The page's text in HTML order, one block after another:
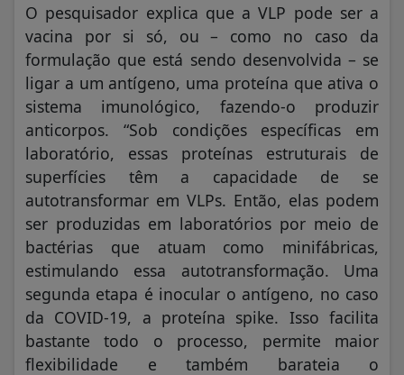
O pesquisador explica que a VLP pode ser a
vacina por si só, ou – como no caso da
formulação que está sendo desenvolvida – se
ligar a um antígeno, uma proteína que ativa o
sistema imunológico, fazendo-o produzir
anticorpos. “Sob condições específicas em
laboratório, essas proteínas estruturais de
superfícies têm a capacidade de se
autotransformar em VLPs. Então, elas podem
ser produzidas em laboratórios por meio de
bactérias que atuam como minifábricas,
estimulando essa autotransformação. Uma
segunda etapa é inocular o antígeno, no caso
da COVID-19, a proteína spike. Isso facilita
bastante todo o processo, permite maior
flexibilidade e também barateia o